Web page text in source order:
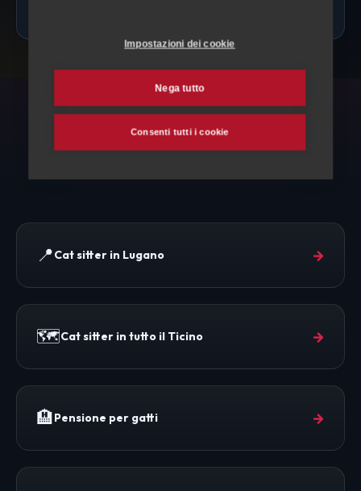
Altri servizi per il tuo gatto
📍Cat sitter in Lugano →
🗺️Cat sitter in tutto il Ticino →
🏨Pensione per gatti →
Impostazioni dei cookie
Nega tutto
Consenti tutti i cookie